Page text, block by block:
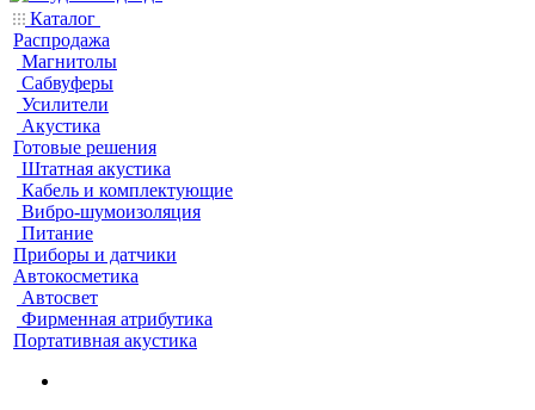
Каталог
Распродажа
Магнитолы
Сабвуферы
Усилители
Акустика
Готовые решения
Штатная акустика
Кабель и комплектующие
Вибро-шумоизоляция
Питание
Приборы и датчики
Автокосметика
Автосвет
Фирменная атрибутика
Портативная акустика